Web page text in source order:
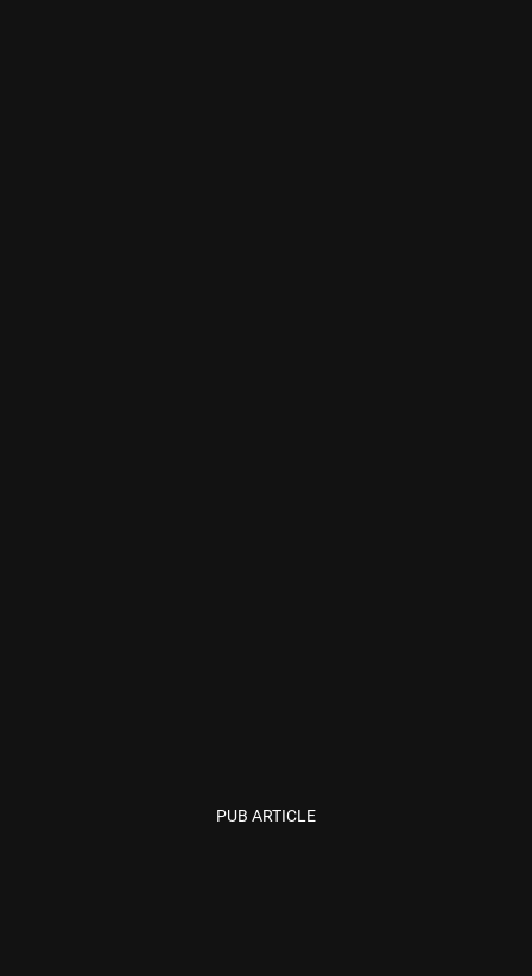
PUB ARTICLE